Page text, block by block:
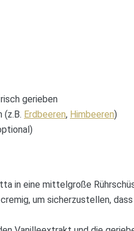
gerieben
(z.B. Erdbeeren, Himbeeren)
in eine mittelgroße
um sicherzustellen,